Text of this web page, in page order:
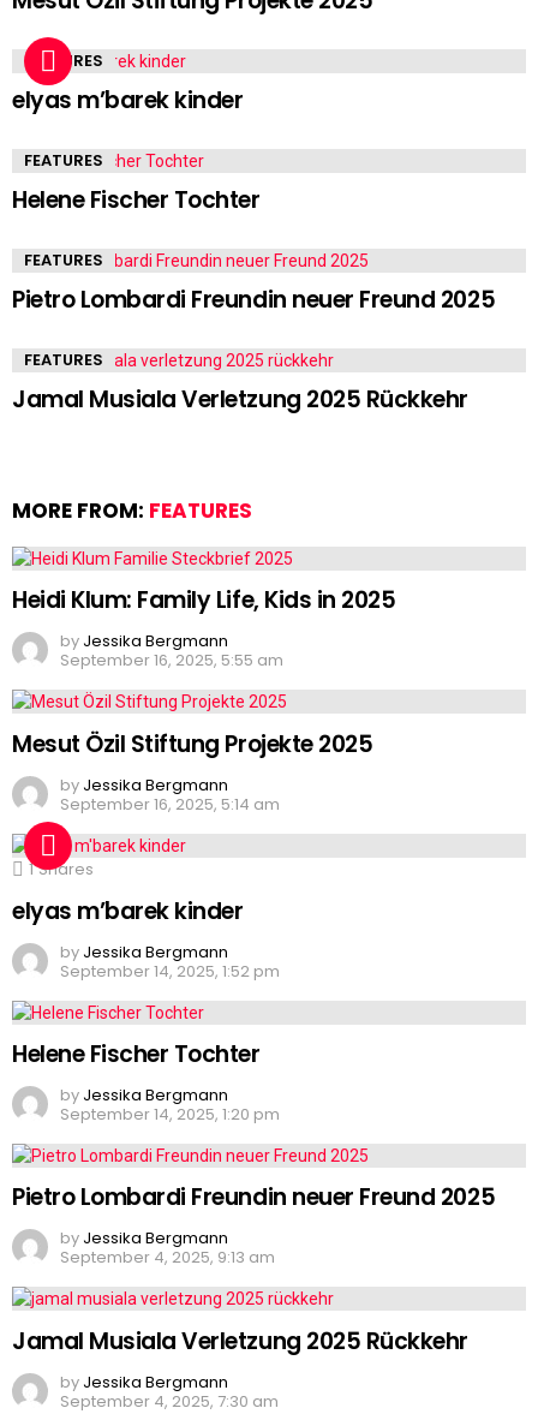
FEATURES
elyas m’barek kinder
FEATURES
Helene Fischer Tochter
FEATURES
Pietro Lombardi Freundin neuer Freund 2025
FEATURES
Jamal Musiala Verletzung 2025 Rückkehr
MORE FROM: FEATURES
Heidi Klum: Family Life, Kids in 2025
by Jessika Bergmann
September 16, 2025, 5:55 am
Mesut Özil Stiftung Projekte 2025
by Jessika Bergmann
September 16, 2025, 5:14 am
1 Shares
elyas m’barek kinder
by Jessika Bergmann
September 14, 2025, 1:52 pm
Helene Fischer Tochter
by Jessika Bergmann
September 14, 2025, 1:20 pm
Pietro Lombardi Freundin neuer Freund 2025
by Jessika Bergmann
September 4, 2025, 9:13 am
Jamal Musiala Verletzung 2025 Rückkehr
by Jessika Bergmann
September 4, 2025, 7:30 am